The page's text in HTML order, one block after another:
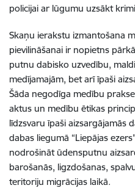
policijai ar lūgumu uzsākt
Skaņu ierakstu izmantošana
pievilināšanai ir nopietns
putnu dabisko uzvedību,
medījamajām, bet arī īpaši
Šāda negodīga medību
aktus un medību ētikas
līdzsvaru īpaši aizsargājamās
dabas liegumā “Liepājas
nodrošināt ūdensputnu
barošanās, ligzdošanas,
teritoriju migrācijas laikā.